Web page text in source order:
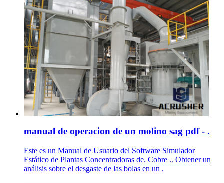
manual de operacion de un molino sag pdf - .
Este es un Manual de Usuario del Software Simulador
Estático de Plantas Concentradoras de. Cobre .. Obtener un
análisis sobre el desgaste de las bolas en un .